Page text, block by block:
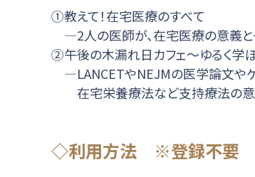
①教えて！在宅医療のすべて
―2人の医師が、在宅医療の意義と
②午後の木漏れ日カフェ〜ゆるく学
―LANCETやNEJMの医学論文やゲ
在宅栄養療法など支持療法の意
◇利用方法 ※登録不要